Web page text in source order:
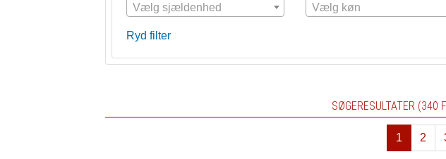
Vælg sjældenhed
Vælg køn
Ryd filter
SØGERESULTATER (340
1 2